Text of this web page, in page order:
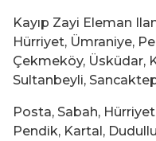
Kayıp Zayi Eleman
Hürriyet, Ümraniye,
Çekmeköy, Üsküdar,
Sultanbeyli,
Posta, Sabah,
Pendik, Kartal,